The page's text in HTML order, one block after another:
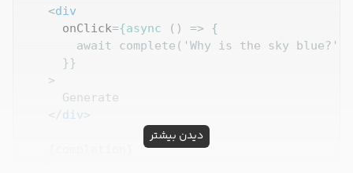
<div
onClick={async () => {
        await complete('Why is the sky blue?');
      }}
    >
      Generate
</div>
دیدن بیشتر